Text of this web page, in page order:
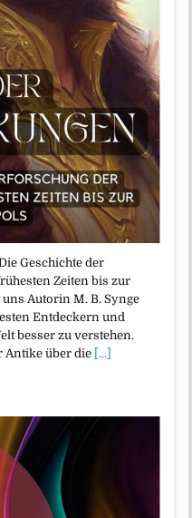
Geschichte der
Zeiten bis zur
Autorin M. B. Synge
Entdeckern und
besser zu verstehen.
Antike über die [...]